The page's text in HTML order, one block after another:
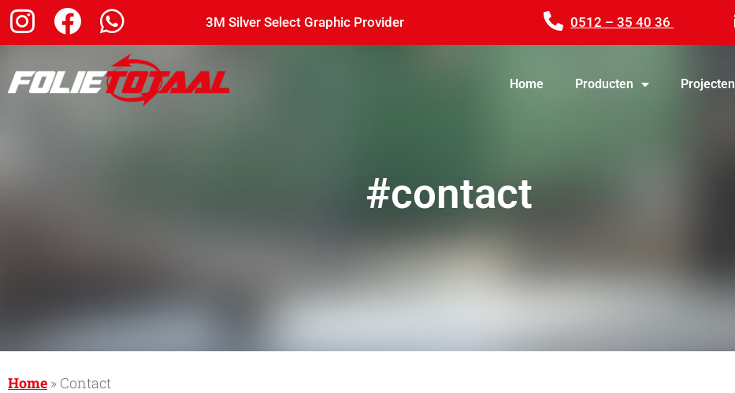
3M Silver Select Graphic Provider 0512 – 35 40 36
Home Producten Projecten
#contact
Home » Contact